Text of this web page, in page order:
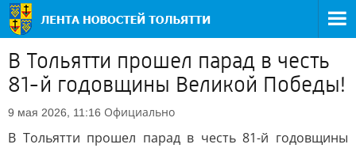
В Тольятти прошел парад в честь
81-й годовщины Великой Победы!
9 мая 2026, 11:16 Официально
В Тольятти прошел парад в честь 81-й годовщины